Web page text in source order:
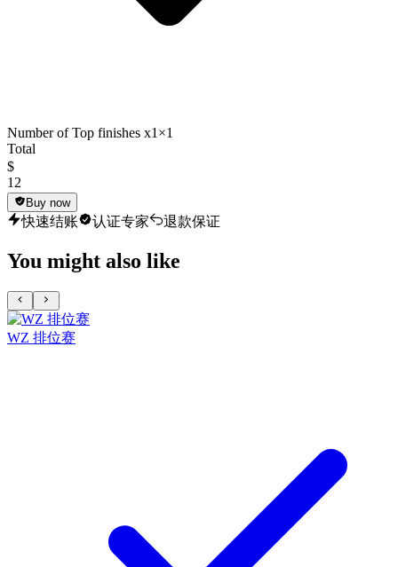
Number of Top finishes x1 ×1
Total
$
12
Buy now
快速结账 认证专家 退款保证
You might also like
WZ 排位赛